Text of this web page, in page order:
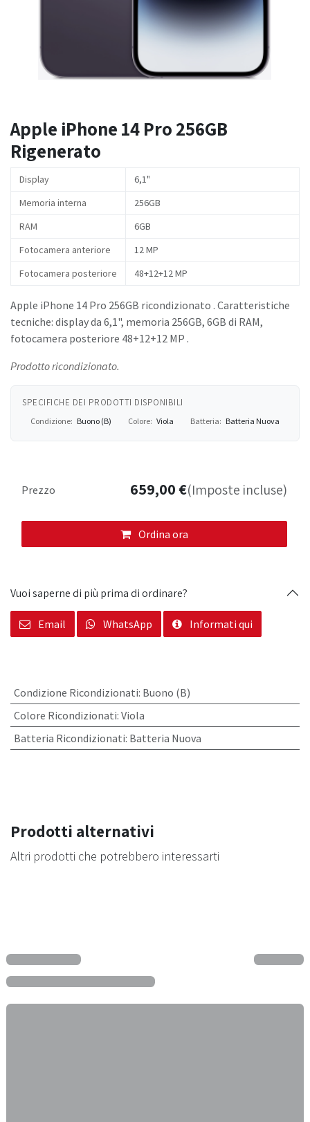
Apple iPhone 14 Pro 256GB
Rigenerato
Display
6,1"
Memoria interna
256GB
RAM
6GB
Fotocamera anteriore
12 MP
Fotocamera posteriore
48+12+12 MP
Apple iPhone 14 Pro 256GB ricondizionato . Caratteristiche
tecniche: display da 6,1", memoria 256GB, 6GB di RAM,
fotocamera posteriore 48+12+12 MP .
Prodotto ricondizionato.
SPECIFICHE DEI PRODOTTI DISPONIBILI
Condizione: Buono (B) Colore: Viola Batteria: Batteria Nuova
Ordina ora
Prezzo 659,00€(Imposte incluse)
Vuoi saperne di più prima di ordinare?
Email WhatsApp Informati qui
Condizione Ricondizionati: Buono (B)
Colore Ricondizionati: Viola
Batteria Ricondizionati: Batteria Nuova
Prodotti alternativi
Altri prodotti che potrebbero interessarti